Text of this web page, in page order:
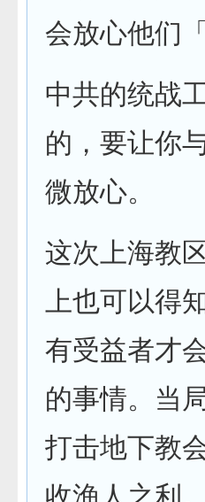
会放心他们
中共的统战
的，要让你
微放心。
这次上海教
上也可以得
有受益者才
的事情。当
打击地下教
收渔人之利。